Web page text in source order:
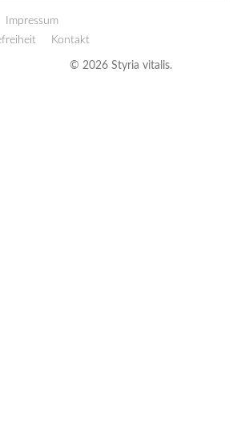
Impressum
Kontakt
© 2026 Styria vitalis.